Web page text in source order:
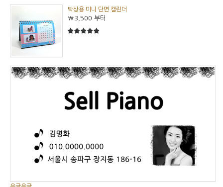
탁상용 미니 단면 캘린더
₩3,500 부터